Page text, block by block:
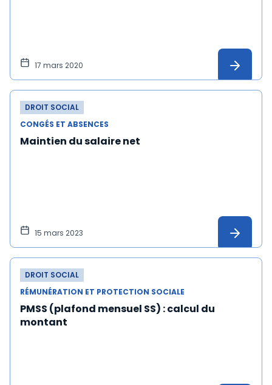
17 mars 2020
DROIT SOCIAL
CONGÉS ET ABSENCES
Maintien du salaire net
15 mars 2023
DROIT SOCIAL
RÉMUNÉRATION ET PROTECTION SOCIALE
PMSS (plafond mensuel SS) : calcul du
montant